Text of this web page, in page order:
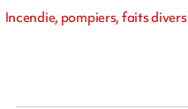
Incendie, pompiers, faits divers